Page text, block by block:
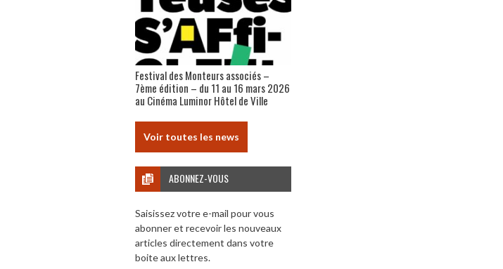
Festival des Monteurs associés –
7ème édition – du 11 au 16 mars 2026
au Cinéma Luminor Hôtel de Ville
Voir toutes les news
ABONNEZ-VOUS
Saisissez votre e-mail pour vous
abonner et recevoir les nouveaux
articles directement dans votre
boite aux lettres.